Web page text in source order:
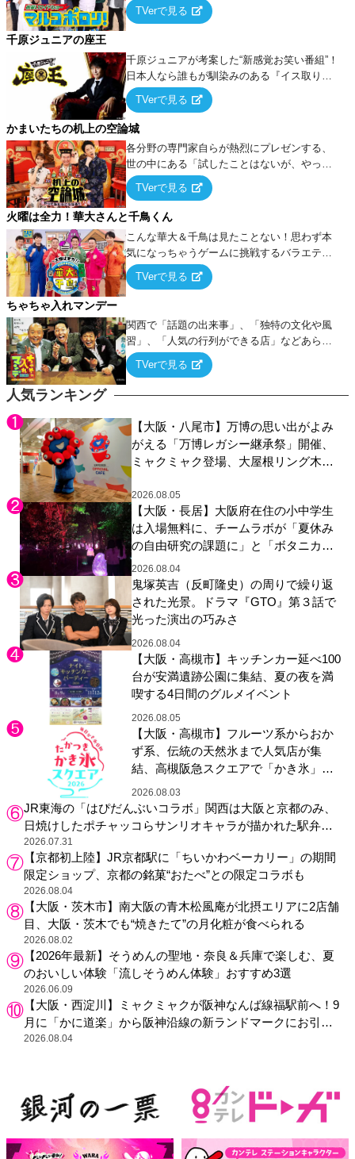
人気ランキング
【大阪・八尾市】万博の思い出がよみ
がえる「万博レガシー継承祭」開催、
ミャクミャク登場、大屋根リング木材
展示も
2026.08.05
【大阪・長居】大阪府在住の小中学生
は入場無料に、チームラボが「夏休み
の自由研究の課題に」と「ボタニカル
ガーデン 大阪」へ招待
2026.08.04
鬼塚英吉（反町隆史）の周りで繰り返
された光景。ドラマ『GTO』第３話で
光った演出の巧みさ
2026.08.04
【大阪・高槻市】キッチンカー延べ100
台が安満遺跡公園に集結、夏の夜を満
喫する4日間のグルメイベント
2026.08.05
【大阪・高槻市】フルーツ系からおか
ず系、伝統の天然氷まで人気店が集
結、高槻阪急スクエアで「かき氷」祭
り
2026.08.03
JR東海の「はぴだんぶいコラボ」関西は大阪と京都のみ、
日焼けしたポチャッコらサンリオキャラが描かれた駅弁や
グッズが登場
2026.07.31
【京都初上陸】JR京都駅に「ちいかわベーカリー」の期間
限定ショップ、京都の銘菓“おたべ”との限定コラボも
2026.08.04
【大阪・茨木市】南大阪の青木松風庵が北摂エリアに2店舗
目、大阪・茨木でも“焼きたて”の月化粧が食べられる
2026.08.02
【2026年最新】そうめんの聖地・奈良＆兵庫で楽しむ、夏
のおいしい体験「流しそうめん体験」おすすめ3選
2026.06.09
【大阪・西淀川】ミャクミャクが阪神なんば線福駅前へ！9
月に「かに道楽」から阪神沿線の新ランドマークにお引っ
越し
2026.08.04
出でて、新たなオモシロ人間を発掘する！
TVerで見る
千原ジュニアの座王
千原ジュニアが考案した“新感覚お笑い番組”！
日本人なら誰もが馴染みのある『イス取りゲ
ーム』をベースに、大喜利・ギャグ・モノボ
ケ・歌…など様々なお題で芸人がショートネ
タを競い合う！
TVerで見る
かまいたちの机上の空論城
各分野の専門家自らが熱烈にプレゼンする、
世の中にある「試したことはないが、やって
みたらこうなる！…ハズ」という“机上の空
論”に若手芸人らがカラダを張って挑む！
TVerで見る
火曜は全力！華大さんと千鳥くん
こんな華大＆千鳥は見たことない！思わず本
気になっちゃうゲームに挑戦するバラエティ
ー！
TVerで見る
ちゃちゃ入れマンデー
関西で「話題の出来事」、「独特の文化や風
習」、「人気の行列ができる店」などあらゆ
るテーマについて好き放題にちゃちゃを入れ
ていく関西色を前面に押し出したトークバラ
TVerで見る